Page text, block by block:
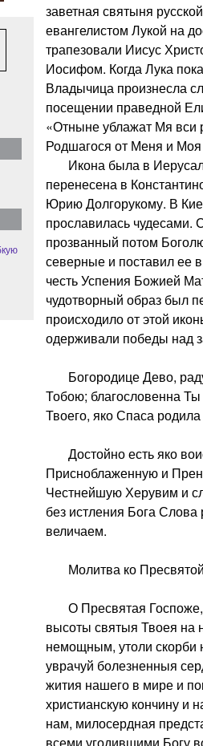
заветная святыня
евангелистом Лукой на
трапезовали Иисус
Иосифом. Когда Лука
Владычица произнесла
посещении праведной
«Отныне ублажат Мя вси
Родшагося от Меня и Моя
Икона была в
перенесена в
Юрию Долгорукому. В
прославилась
прозванный потом
северные и поставил ее
честь Успения Божией
чудотворный образ был
происходило от этой
одерживали победы над
Богородице Дево,
Тобою; благословенна
Твоего, яко Спаса
Достойно есть яко
Присноблаженную и
Честнейшую Херувим и
без истления Бога
величаем.
Молитва ко
О Пресвятая Госпоже,
высоты святыя Твоея на
немощным, утоли скорби
уврачуй болезненныя
жития нашего в мире и
христианскую кончину и
нам, милосердная
всеми угодившими Богу